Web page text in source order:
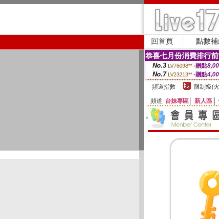
回首頁 點數
恭喜七月份消費排行
No.3 LV76098** -贈點
No.7 LV23213** -贈點
頻道指數
限制級(
頻道 台妹專區 新人區